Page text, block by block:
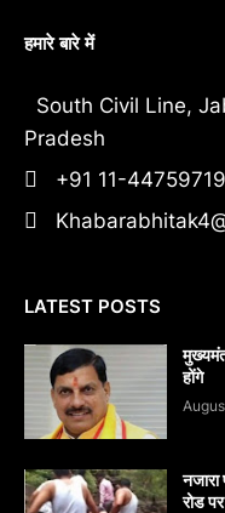
हमारे बारे में
South Civil Line,
Pradesh
+91 11-44759719
LATEST POSTS
होंगे
रोड